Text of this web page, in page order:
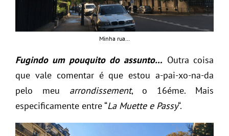
Minha rua…
Fugindo um pouquito do assunto… Outra coisa
que vale comentar é que estou a-pai-xo-na-da
pelo meu arrondissement, o 16éme. Mais
especificamente entre “La Muette e Passy“.